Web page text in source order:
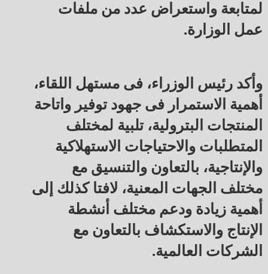
لمتابعة واستعراض عدد من ملفات
عمل الوزارة.
وأكد رئيس الوزراء، فى مستهل اللقاء،
أهمية الاستمرار فى جهود توفير واتاحة
المنتجات البترولية، تلبية لمختلف
المتطلبات والاحتياجات الاستهلاكية
والإنتاجية، بالتعاون والتنسيق مع
مختلف الجهات المعنية، لافتا كذلك إلى
أهمية زيادة ودعم مختلف أنشطة
الإنتاج والاستكشاف بالتعاون مع
الشركات العالمية.